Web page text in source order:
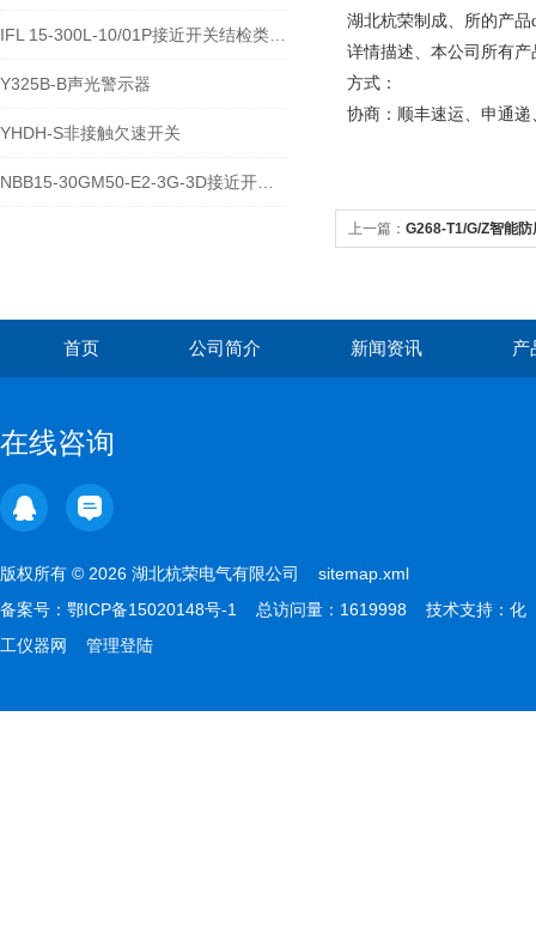
Y325B-B声光警示器
YHDH-S非接触欠速开关
湖北杭荣制成、所的产
详情描述、本公司所有
方式：
协商：顺丰速运、申通递
上一篇： G268-T1/G/Z智能
首页 公司简介 新闻资讯 产
在线咨询
版权所有 © 2026 湖北杭荣电气有限公司 sitemap.xml
备案号： 鄂ICP备15020148号-1 总访问量：1619998 技术支持： 化
工仪器网
管理登陆